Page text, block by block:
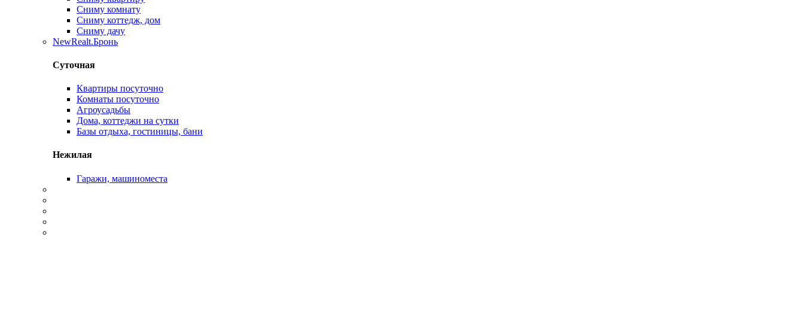
Сниму комнату
Сниму коттедж, дом
Сниму дачу
NewRealt.Бронь
Суточная
Квартиры посуточно
Комнаты посуточно
Агроусадьбы
Дома, коттеджи на сутки
Базы отдыха, гостиницы, бани
Нежилая
Гаражи, машиноместа